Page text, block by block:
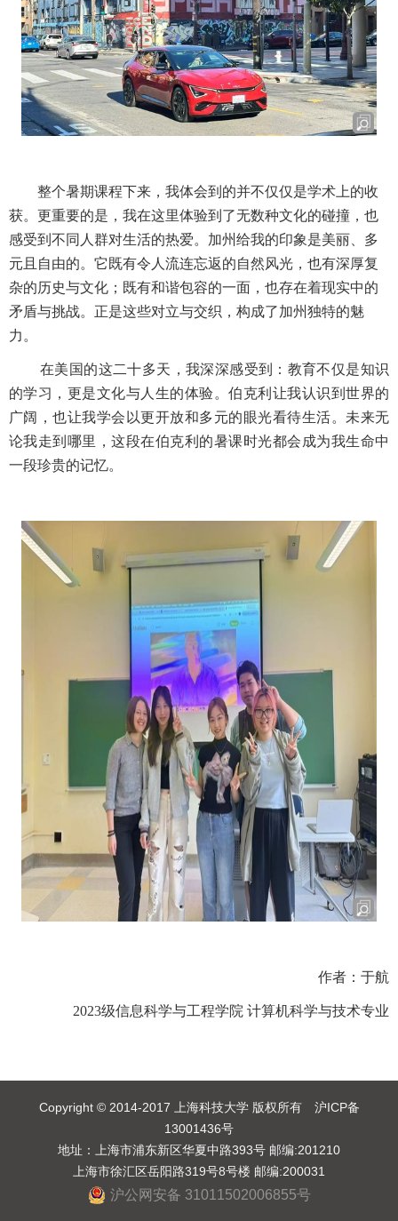
整个暑期课程下来，我体会到的并不仅仅是学术上的收
获。更重要的是，我在这里体验到了无数种文化的碰撞，也
感受到不同人群对生活的热爱。加州给我的印象是美丽、多
元且自由的。它既有令人流连忘返的自然风光，也有深厚复
杂的历史与文化；既有和谐包容的一面，也存在着现实中的
矛盾与挑战。正是这些对立与交织，构成了加州独特的魅
力。
在美国的这二十多天，我深深感受到：教育不仅是知识
的学习，更是文化与人生的体验。伯克利让我认识到世界的
广阔，也让我学会以更开放和多元的眼光看待生活。未来无
论我走到哪里，这段在伯克利的暑课时光都会成为我生命中
一段珍贵的记忆。
作者：于航
2023级信息科学与工程学院 计算机科学与技术专业
Copyright © 2014-2017 上海科技大学 版权所有 沪ICP备
13001436号
地址：上海市浦东新区华夏中路393号 邮编:201210
上海市徐汇区岳阳路319号8号楼 邮编:200031
沪公网安备 31011502006855号